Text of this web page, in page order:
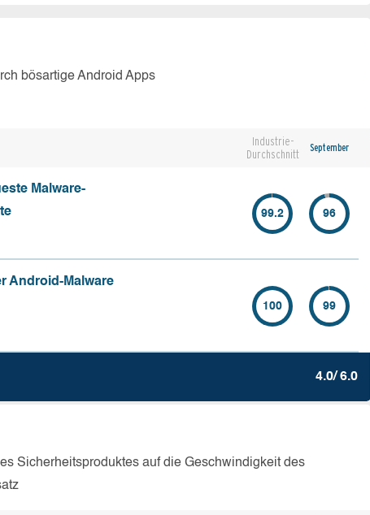
bösartige Android Apps
Industrie-
Durchschnitt
September
Malware-
99.2 96
Android-Malware
100 99
4.0/ 6.0
Sicherheitsproduktes auf die Geschwindigkeit des